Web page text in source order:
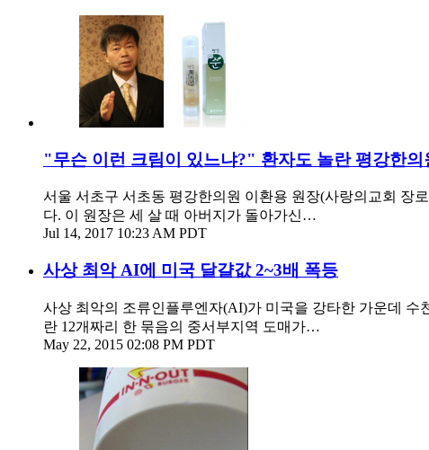
"무슨 이런 크림이 있느냐?" 환자도 놀란 평강한
서울 서초구 서초동 평강한의원 이환용 원장(사랑의교회 장
다. 이 원장은 세 살 때 아버지가 돌아가신…
Jul 14, 2017 10:23 AM PDT
사상 최악 AI에 미국 달걀값 2~3배 폭등
사상 최악의 조류인플루엔자(AI)가 미국을 강타한 가운데 수
란 12개짜리 한 묶음의 중서부지역 도매가…
May 22, 2015 02:08 PM PDT